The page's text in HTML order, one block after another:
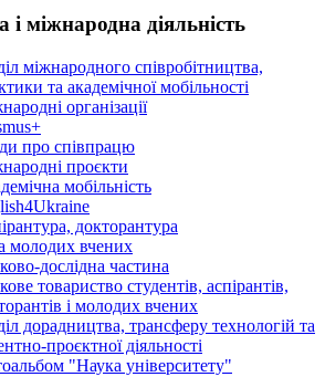
і міжнародна діяльність
міжнародного співробітництва,
та академічної мобільності
організації
про співпрацю
проєкти
мобільність
докторантура
молодих вчених
дослідна частина
товариство студентів, аспірантів,
і молодих вчених
дорадництва, трансферу технологій та
проєктної діяльності
"Наука університету"